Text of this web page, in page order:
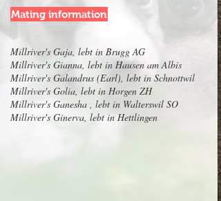
Mating information
Millriver's Gaja, lebt in Brugg AG
Millriver's Gianna, lebt in Hausen am Albis
Millriver's Galandrus (Earl), lebt in Schnottwil
Millriver's Golia, lebt in Horgen ZH
Millriver's Ganesha , lebt in Walterswil SO
Millriver's Ginerva, lebt in Hettlingen